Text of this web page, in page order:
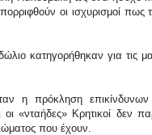
οι ισχυρισμοί
κατηγορήθηκαν για τις
η πρόκληση
«νταήδες» Κρητικοί δεν
που έχουν.